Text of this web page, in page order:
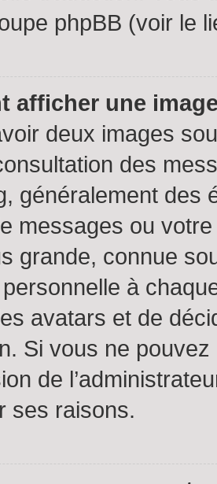
phpBB (voir le
afficher une
deux images
des
généralement des
messages ou
grande, connue
à
avatars et de
Si vous ne pouvez
de
ses raisons.